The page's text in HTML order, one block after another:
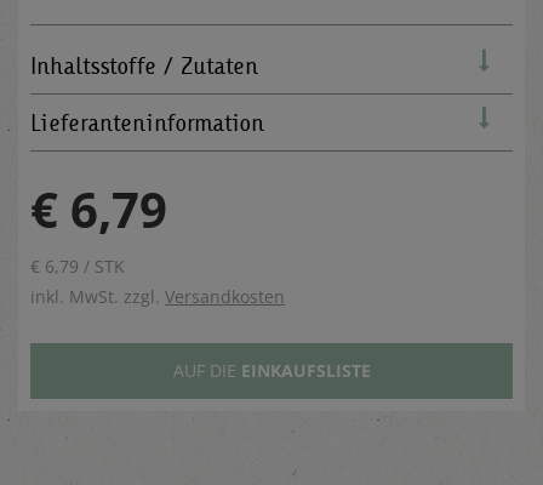
Inhaltsstoffe / Zutaten
Lieferanteninformation
€ 6,79
€ 6,79 / STK
inkl. MwSt. zzgl. Versandkosten
AUF DIE EINKAUFSLISTE